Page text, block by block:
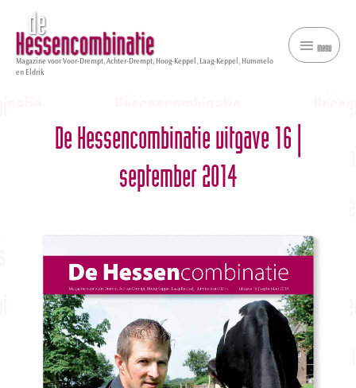
Magazine voor Voor-Drempt, Achter-Drempt, Hoog-Keppel, Laag-Keppel, Hummelo
en Eldrik
menumenu
De Hessencombinatie uitgave 16 |
september 2014